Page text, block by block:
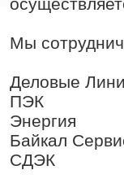
Мы
Деловые
ПЭК
Энергия
Байкал
СДЭК